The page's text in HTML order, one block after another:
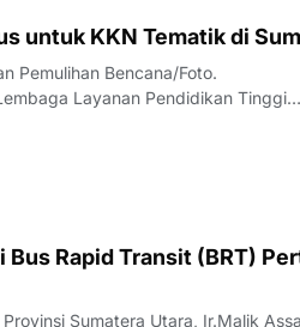
untuk KKN Tematik di
Pemulihan Bencana/Foto.
Layanan Pendidikan Tinggi
resmi memulai pelaksanaan Kuliah
Rapid Transit (BRT)
Sumatera Utara, Ir.Malik